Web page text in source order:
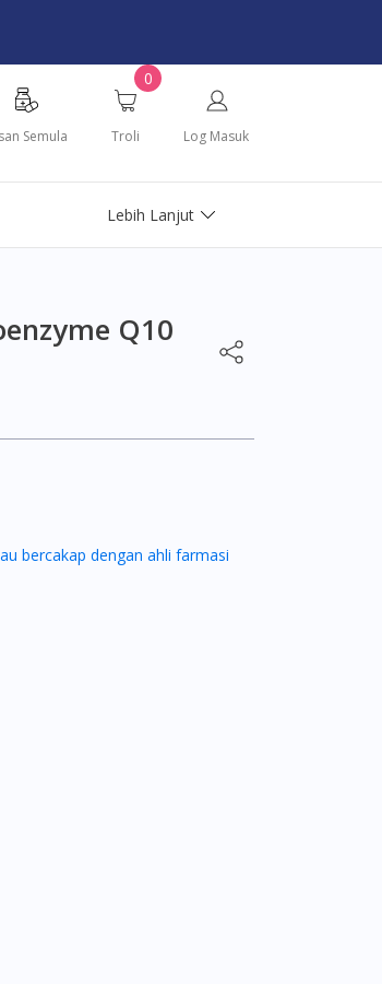
Semula
0
Troli Log Masuk
Lebih Lanjut
Q10
bercakap dengan ahli farmasi